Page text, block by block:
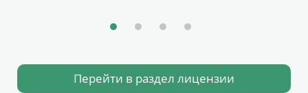
Перейти в раздел лицензии